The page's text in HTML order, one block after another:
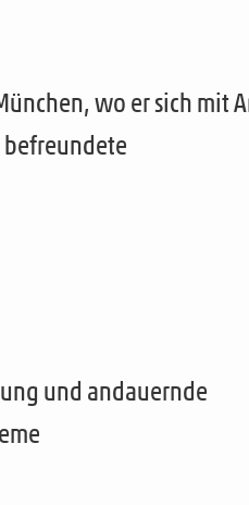
wo er sich mit
und andauernde